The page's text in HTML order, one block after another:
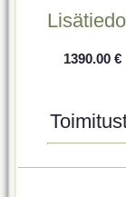
1390.00 €